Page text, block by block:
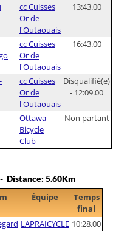
cc Cuisses
Or de
l'Outaouais
13:43.00
cc Cuisses
Or de
l'Outaouais
16:43.00
cc Cuisses
Or de
l'Outaouais
Disqualifié(e)
- 12:09.00
Ottawa
Bicycle
Club
Non partant
Distance: 5.60Km
Équipe
Temps
final
LAPRAICYCLE 10:28.00